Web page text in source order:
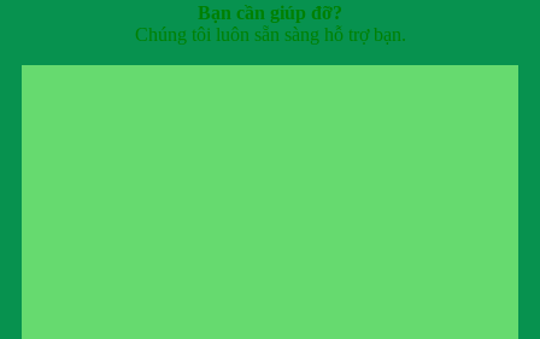
Bạn cần giúp đỡ?
Chúng tôi luôn sẵn sàng hỗ trợ bạn.